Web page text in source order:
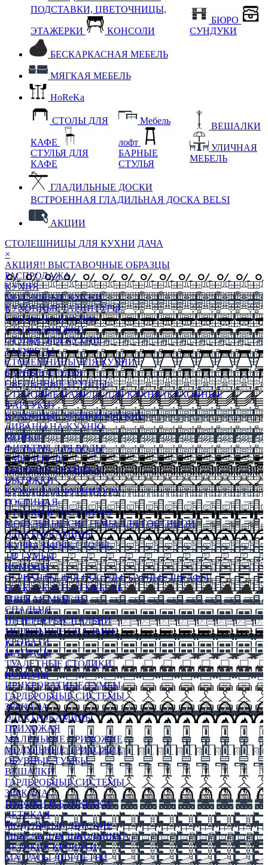
ПОДСТАВКИ, ЦВЕТОЧНИЦЫ,
ЭТАЖЕРКИ КОНСОЛИ
БЮРО
СУНДУКИ
БЕСКАРКАСНАЯ МЕБЕЛЬ
МЯГКАЯ МЕБЕЛЬ
HoReKa
СТОЛЫ ДЛЯ
КАФЕ
СТУЛЬЯ ДЛЯ
КАФЕ
Мебель
лофт
БАРНЫЕ
СТУЛЬЯ
ВЕШАЛКИ
УЛИЧНАЯ
МЕБЕЛЬ
ГЛАДИЛЬНЫЕ ДОСКИ
ВСТРОЕННАЯ ГЛАДИЛЬНАЯ ДОСКА BELSI
АКЦИИ
СТОЛЕШНИЦЫ ДЛЯ КУХНИ ДАЧА
×
АКЦИЯ!! ВЫСТАВОЧНЫЕ ОБРАЗЦЫ
РАСПРОДАЖА
КУХНЯ
МОДУЛЬНЫЕ КУХНИ
КУХОННЫЕ ГАРНИТУРЫ
СТОЛЫ НА КУХНЮ
СТОЛЫ КНИЖКИ
СТУЛЬЯ ДЛЯ КУХНИ
ТАБУРЕТЫ
СТОЛЕШНИЦЫ ДЛЯ КУХНИ
БАРНЫЕ СТУЛЬЯ
ОБЕДЕННЫЕ ГРУППЫ
СТЕНОВЫЕ ПАНЕЛИ ДЛЯ КУХНИ (КУХОННЫЕ
ФАРТУКИ)
КУХОННЫЕ УГОЛКИ МЯГКИЕ
ДИВАНЫ НА КУХНЮ
МОЙКИ
ФИЛЬТРЫ ДЛЯ ВОДЫ
СМЕСИТЕЛИ
БЫТОВАЯ ТЕХНИКА
ВЫТЯЖКИ
КУХОННАЯ ФУРНИТУРА
ГОСТИНАЯ
СТЕНКИ В ГОСТИНУЮ
МОДУЛЬНЫЕ СИСТЕМЫ ДЛЯ ГОСТИНОЙ
ЭЛЕКТРОКАМИНЫ
ЖУРНАЛЬНЫЕ СТОЛЫ
ТВ ТУМБЫ
КОМОДЫ
СЕРВАНТЫ ДЛЯ ПОСУДЫ, БАРНЫЕ ШКАФЫ
БЕСКАРКАСНАЯ МЕБЕЛЬ
МЯГКАЯ МЕБЕЛЬ
СПАЛЬНЯ
ИНТЕРЬЕРЫ СПАЛЬНИ
МОДУЛЬНЫЕ СПАЛЬНИ
КРОВАТИ
МАТРАСЫ
ТУАЛЕТНЫЕ СТОЛИКИ
КОМОДЫ
ПРИКРОВАТНЫЕ ТУМБЫ
ГАРДЕРОБНЫЕ СИСТЕМЫ
ЗЕРКАЛА
ЭЛЕКТРОКАМИНЫ
ПРИХОЖАЯ
МАЛЕНЬКИЕ ПРИХОЖИЕ
МОДУЛЬНЫЕ ПРИХОЖИЕ
ОБУВНЫЕ ТУМБЫ
ВЕШАЛКИ
ГАРДЕРОБНЫЕ СИСТЕМЫ
ЗЕРКАЛА
ПУФИКИ И БАНКЕТКИ
ДЕТСКАЯ
МОДУЛЬНЫЕ ДЕТСКИЕ
МЕБЕЛЬ ДЛЯ ШКОЛЬНИКА
ДЕТСКИЕ КРОВАТИ
МАТРАСЫ ДЛЯ ДЕТЕЙ